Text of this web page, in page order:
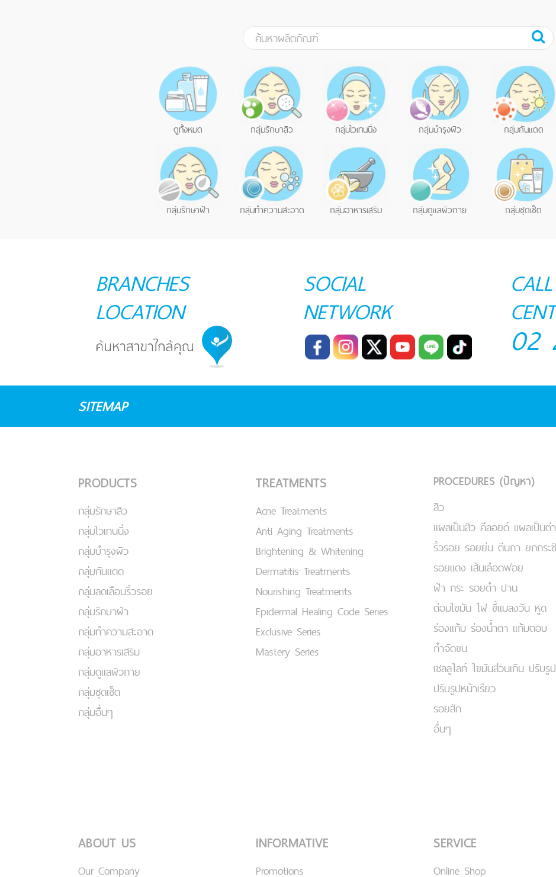
ดูทั้งหมด กลุ่มรักษาสิว กลุ่มไวเทนนิ่ง กลุ่มบำรุงผิว กลุ่มกันแดด
กลุ่มรักษาฝ้า กลุ่มทำความสะอาด กลุ่มอาหารเสริม กลุ่มดูแลผิวกาย กลุ่มชุดเซ็ต
BRANCHES
LOCATION
SOCIAL
NETWORK
CALL
02
SITEMAP
PRODUCTS
กลุ่มรักษาสิว
กลุ่มไวเทนนิ่ง
กลุ่มบำรุงผิว
กลุ่มกันแดด
กลุ่มลดเลือนริ้วรอย
กลุ่มรักษาฝ้า
กลุ่มทำความสะอาด
กลุ่มอาหารเสริม
กลุ่มดูแลผิวกาย
กลุ่มชุดเซ็ต
กลุ่มอื่นๆ
TREATMENTS
Acne Treatments
Anti Aging Treatments
Brightening & Whitening
Dermatitis Treatments
Nourishing Treatments
Epidermal Healing Code Series
Exclusive Series
Mastery Series
PROCEDURES (ปัญหา)
สิว
แผลเป็นสิว คีลอยด์ แผลเป็นต่
ริ้วรอย รอยย่น ตีนกา ยกกระ
รอยแดง เส้นเลือดฟอย
ฝ้า กระ รอยดำ ปาน
ต่อมไขมัน ไฝ ขี้แมลงวัน หูด
ร่องแก้ม ร่องน้ำตา แก้มตอบ
กำจัดขน
เชลลูไลท์ ไขมันส่วนเกิน ปรับรู
ปรับรูปหน้าเรียว
รอยสัก
อื่นๆ
ABOUT US
Our Company
INFORMATIVE
Promotions
SERVICE
Online Shop